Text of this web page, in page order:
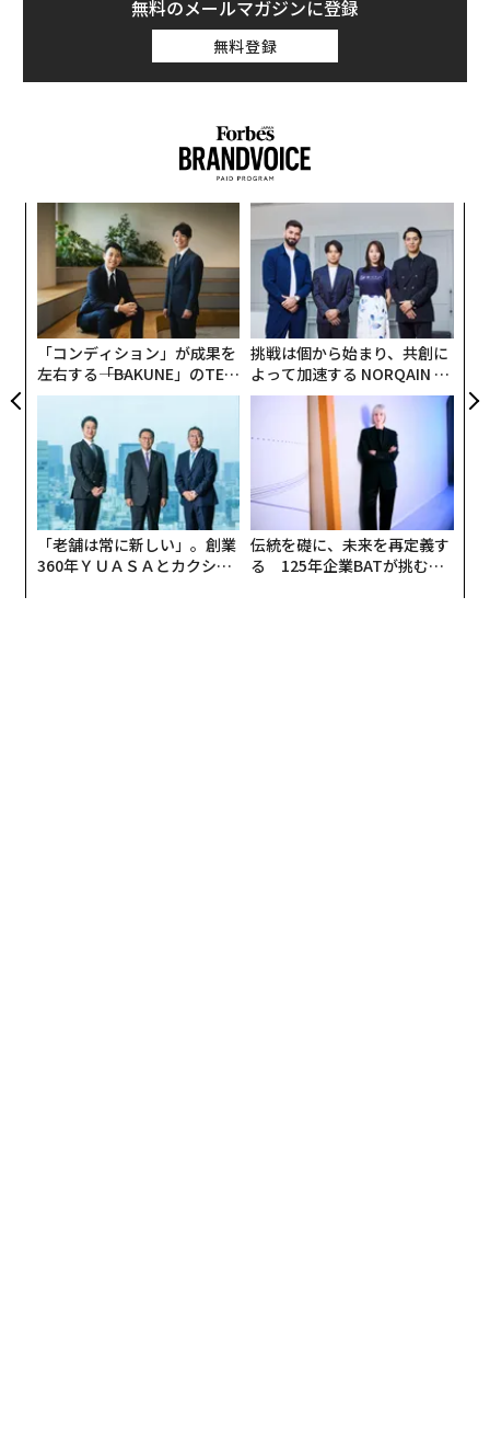
無料のメールマガジンに登録
無料登録
「コンディション」が成果を
左右する――「BAKUNE」のTEN
TIALが支える「挑戦者の明
挑戦は個から始まり、共創に
よって加速する NORQAIN JA
PAN 特別座談会
「老舗は常に新しい」。創業
360年ＹＵＡＳＡとカクシン
伝統を礎に、未来を再定義す
る 125年企業BATが挑むス